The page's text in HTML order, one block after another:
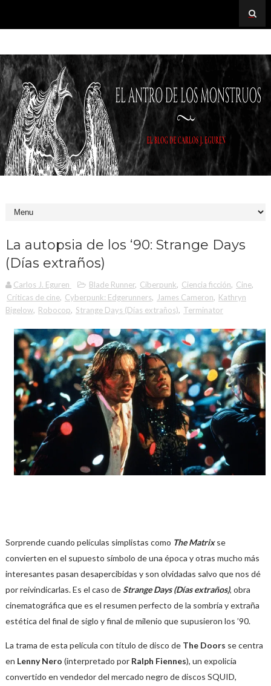
La autopsia de los ‘90: Strange Days
(Días extraños)
Carlos J. Eguren Blade Runner, Ciberpunk, Ciencia ficción, Cine,
Críticas de cine, Cyberpunk: Edgerunners, James Cameron, Kathryn
Bigelow, Robocop, Strange Days (Días extraños), Terminator
Sorprende cuando películas simplistas como The Matrixse
convierten en el supuesto símbolo de una época y otras mucho más
interesantes pasan desapercibidas y son olvidadas salvo que nos dé
por reivindicarlas. Es el caso deStrange Days (Días extraños), obra
cinematográfica que es el resumen perfecto de la sombría y extraña
estética del final de siglo y final de milenio que supusieron los ’90.
La trama de esta película con título de disco de The Doors se centra
en Lenny Nero (interpretado por Ralph Fiennes), un expolicía
convertido en vendedor del mercado negro de discos SQUID,